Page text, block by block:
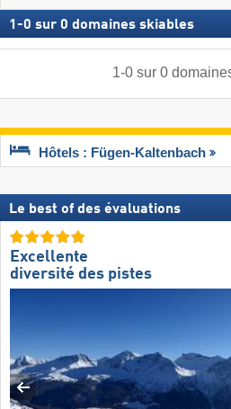
1 -0 sur 0 domaines skiables
1-0sur 0
Hôtels : Fügen-Kaltenbach
Le best of des évaluations
Excellente
diversité des pistes